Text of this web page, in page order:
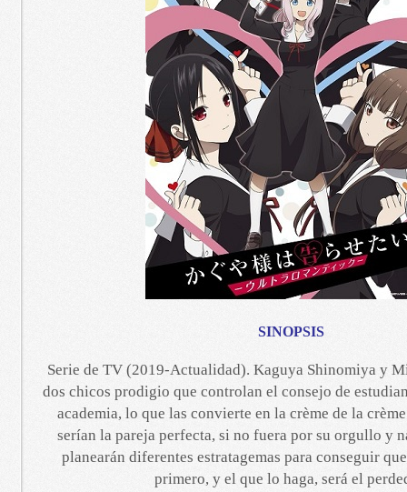
SINOPSIS
Serie de TV (2019-Actualidad). Kaguya Shinomiya y
dos chicos prodigio que controlan el consejo de
academia, lo que las convierte en la crème de la
serían la pareja perfecta, si no fuera por su orgullo y
planearán diferentes estratagemas para conseguir
primero, y el que lo haga, será el